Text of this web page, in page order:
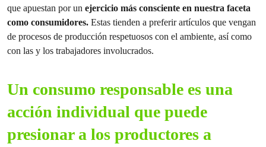
que apuestan por un ejercicio más consciente en nuestra faceta
como consumidores. Estas tienden a preferir artículos que vengan
de procesos de producción respetuosos con el ambiente, así como
con las y los trabajadores involucrados.
Un consumo responsable es una
acción individual que puede
presionar a los productores a